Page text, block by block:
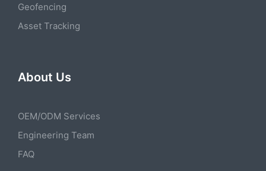
Geofencing
Asset Tracking
About Us
OEM/ODM Services
Engineering Team
FAQ